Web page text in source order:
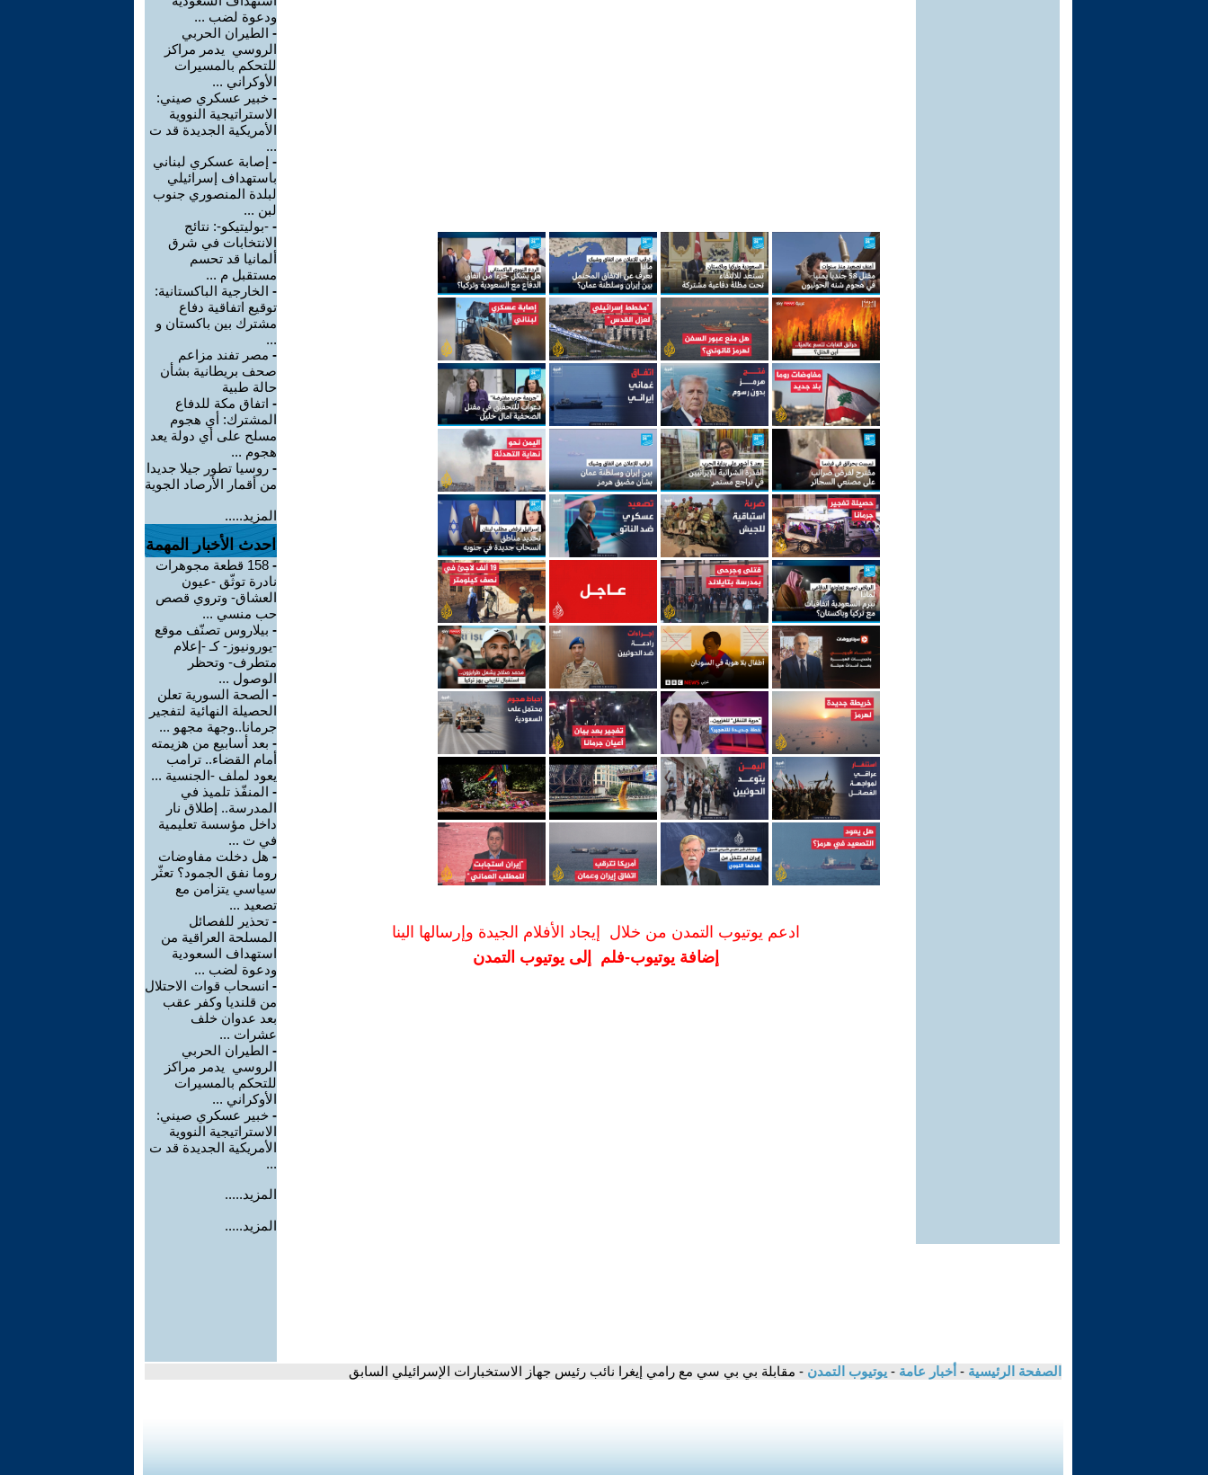
ادعم يوتيوب التمدن من خلال إيجاد الأفلام الجيدة وإرسالها الينا
إضافة يوتيوب-فلم إلى يوتيوب التمدن
ودعوة لضب ...
- الطيران الحربي
الروسي يدمر مراكز
للتحكم بالمسيرات
الأوكراني ...
- خبير عسكري صيني:
الاستراتيجية النووية
الأمريكية الجديدة قد ت
...
- إصابة عسكري لبناني
باستهداف إسرائيلي
لبلدة المنصوري جنوب
لبن ...
- -بوليتيكو-: نتائج
الانتخابات في شرق
ألمانيا قد تحسم
مستقبل م ...
- الخارجية الباكستانية:
توقيع اتفاقية دفاع
مشترك بين باكستان و
...
- مصر تفند مزاعم
صحف بريطانية بشأن
حالة طبية
- ‏اتفاق مكة للدفاع
المشترك: أي هجوم
مسلح على أي دولة يعد
هجوم ...
- روسيا تطور جيلا جديدا
من أقمار الأرصاد الجوية
المزيد.....
احدث الأخبار المهمة
-
158 قطعة مجوهرات
نادرة توثّق -عيون
العشاق- وتروي قصص
حب منسي ...
- بيلاروس تصنّف موقع
-يورونيوز- كـ -إعلام
متطرف- وتحظر
الوصول ...
- الصحة السورية تعلن
الحصيلة النهائية لتفجير
جرمانا..وجهة مجهو ...
- بعد أسابيع من هزيمته
أمام القضاء.. ترامب
يعود لملف -الجنسية ...
- المنفّذ تلميذ في
المدرسة.. إطلاق نار
داخل مؤسسة تعليمية
في ت ...
- هل دخلت مفاوضات
روما نفق الجمود؟ تعثّر
سياسي يتزامن مع
تصعيد ...
- تحذير للفصائل
المسلحة العراقية من
استهداف السعودية
ودعوة لضب ...
- انسحاب قوات الاحتلال
من قلنديا وكفر عقب
بعد عدوان خلف
عشرات ...
- الطيران الحربي
الروسي يدمر مراكز
للتحكم بالمسيرات
الأوكراني ...
- خبير عسكري صيني:
الاستراتيجية النووية
الأمريكية الجديدة قد ت
...
المزيد.....
المزيد.....
الصفحة الرئيسية - أخبار عامة - يوتيوب التمدن - مقابلة بي بي سي مع رامي إيغرا نائب رئيس جهاز الاستخبارات الإسرائيلي السابق